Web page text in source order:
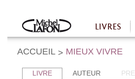
Accueil
LIVRES
ACCUEIL > MIEUX VIVRE
LIVRE AUTEUR